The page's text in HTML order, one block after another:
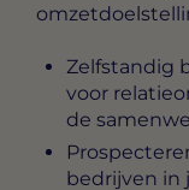
Zelfstandig
voor
de
bedrijven in